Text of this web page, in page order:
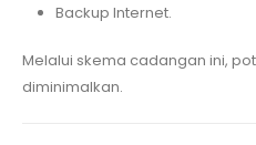
Backup Internet.
Melalui skema cadangan ini,
diminimalkan.